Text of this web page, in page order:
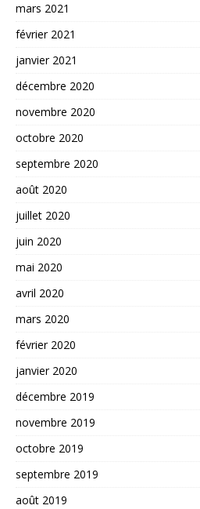
mars 2021
février 2021
janvier 2021
décembre 2020
novembre 2020
octobre 2020
septembre 2020
août 2020
juillet 2020
juin 2020
mai 2020
avril 2020
mars 2020
février 2020
janvier 2020
décembre 2019
novembre 2019
octobre 2019
septembre 2019
août 2019